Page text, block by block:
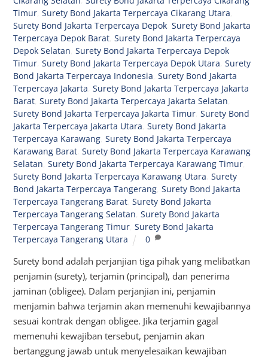
Timur ,Surety Bond Jakarta Terpercaya Cikarang Utara
Surety Bond Jakarta Terpercaya Depok ,Surety Bond Jakarta
Terpercaya Depok Barat ,Surety Bond Jakarta Terpercaya
Depok Selatan ,Surety Bond Jakarta Terpercaya Depok
Timur ,Surety Bond Jakarta Terpercaya Depok Utara ,Surety
Bond Jakarta Terpercaya Indonesia ,Surety Bond Jakarta
Terpercaya Jakarta ,Surety Bond Jakarta Terpercaya Jakarta
Barat ,Surety Bond Jakarta Terpercaya Jakarta Selatan
Surety Bond Jakarta Terpercaya Jakarta Timur ,Surety Bond
Jakarta Terpercaya Jakarta Utara ,Surety Bond Jakarta
Terpercaya Karawang ,Surety Bond Jakarta Terpercaya
Karawang Barat ,Surety Bond Jakarta Terpercaya Karawang
Selatan ,Surety Bond Jakarta Terpercaya Karawang Timur
Surety Bond Jakarta Terpercaya Karawang Utara ,Surety
Bond Jakarta Terpercaya Tangerang ,Surety Bond Jakarta
Terpercaya Tangerang Barat ,Surety Bond Jakarta
Terpercaya Tangerang Selatan ,Surety Bond Jakarta
Terpercaya Tangerang Timur ,Surety Bond Jakarta
Terpercaya Tangerang Utara
0
Surety bond adalah perjanjian tiga pihak yang melibatkan
penjamin (surety), terjamin (principal), dan penerima
jaminan (obligee). Dalam perjanjian ini, penjamin
menjamin bahwa terjamin akan memenuhi kewajibannya
sesuai kontrak dengan obligee. Jika terjamin gagal
memenuhi kewajiban tersebut, penjamin akan
bertanggung jawab untuk menyelesaikan kewajiban